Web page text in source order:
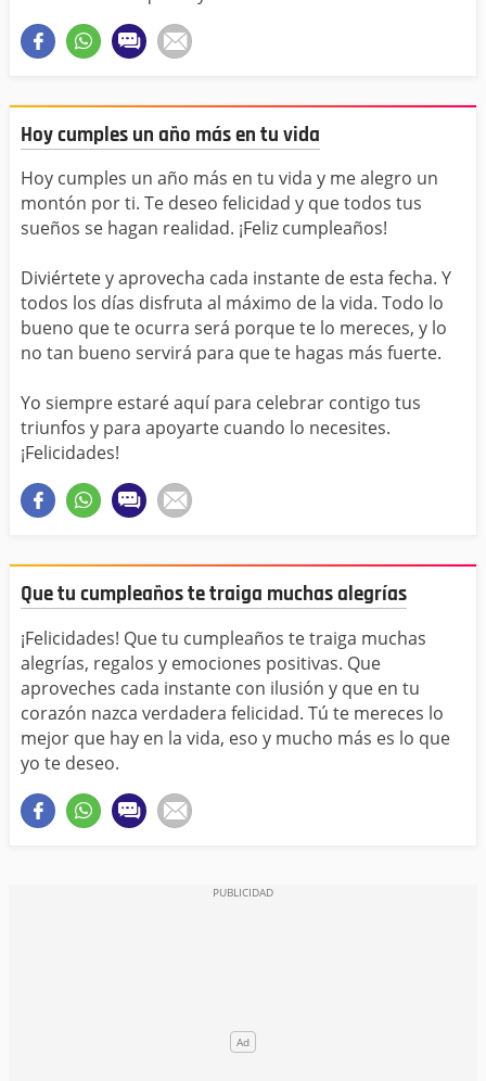
Hoy cumples un año más en tu vida
Hoy cumples un año más en tu vida y me alegro un
montón por ti. Te deseo felicidad y que todos tus
sueños se hagan realidad. ¡Feliz cumpleaños!
Diviértete y aprovecha cada instante de esta fecha. Y
todos los días disfruta al máximo de la vida. Todo lo
bueno que te ocurra será porque te lo mereces, y lo
no tan bueno servirá para que te hagas más fuerte.
Yo siempre estaré aquí para celebrar contigo tus
triunfos y para apoyarte cuando lo necesites.
¡Felicidades!
Que tu cumpleaños te traiga muchas alegrías
¡Felicidades! Que tu cumpleaños te traiga muchas
alegrías, regalos y emociones positivas. Que
aproveches cada instante con ilusión y que en tu
corazón nazca verdadera felicidad. Tú te mereces lo
mejor que hay en la vida, eso y mucho más es lo que
yo te deseo.